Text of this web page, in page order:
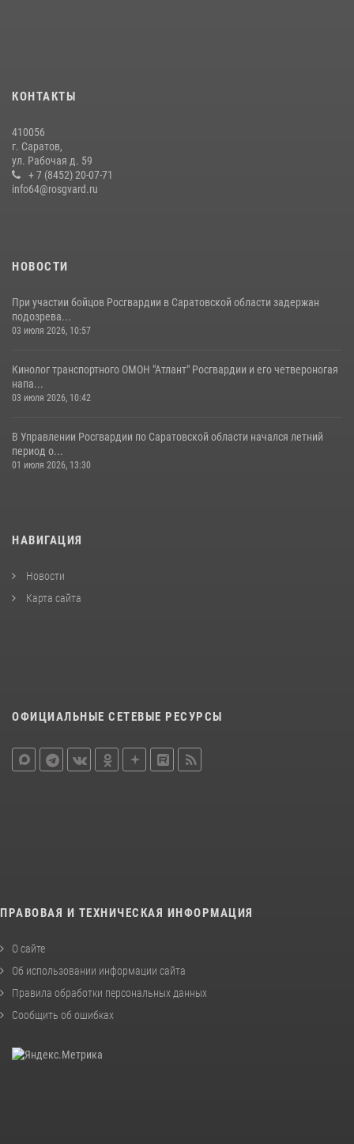
Росгвардии состоялся праздничный молебен, посвященный Дню
Крещения Руси
28 июля 2026, 13:25
05 августа 2026, 12:55
КОНТАКТЫ
410056
г. Саратов,
ул. Рабочая д. 59
+ 7 (8452) 20-07-71
info64@rosgvard.ru
НОВОСТИ
При участии бойцов Росгвардии в Саратовской области задержан
подозрева...
03 июля 2026, 10:57
Кинолог транспортного ОМОН "Атлант" Росгвардии и его четвероногая
напа...
03 июля 2026, 10:42
В Управлении Росгвардии по Саратовской области начался летний
период о...
01 июля 2026, 13:30
НАВИГАЦИЯ
Новости
Карта сайта
ОФИЦИАЛЬНЫЕ СЕТЕВЫЕ РЕСУРСЫ
ПРАВОВАЯ И ТЕХНИЧЕСКАЯ ИНФОРМАЦИЯ
О сайте
Об использовании информации сайта
Правила обработки персональных данных
Сообщить об ошибках